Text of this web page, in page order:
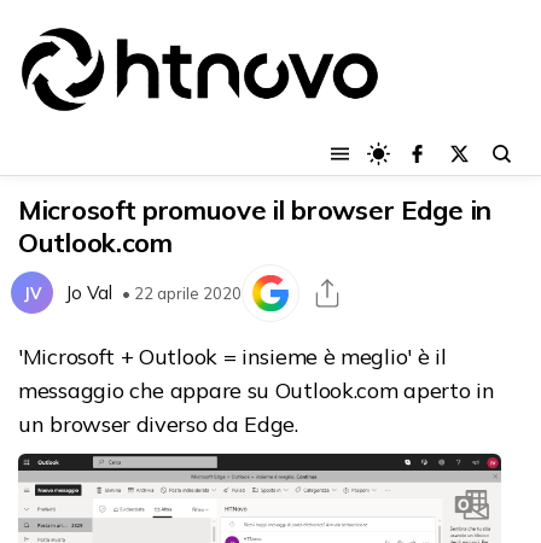
Microsoft promuove il browser Edge in
Outlook.com
JV Jo Val • 22 aprile 2020
'Microsoft + Outlook = insieme è meglio' è il
messaggio che appare su Outlook.com aperto in
un browser diverso da Edge.